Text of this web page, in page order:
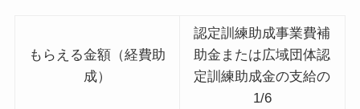
もらえる金額（経費助
成）
認定訓練助成事業費補
助金または広域団体認
定訓練助成金の支給の
1/6